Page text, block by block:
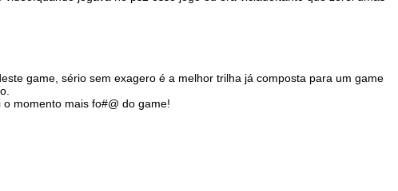
game, sério sem exagero é a melhor trilha já composta para um game
momento mais fo#@ do game!